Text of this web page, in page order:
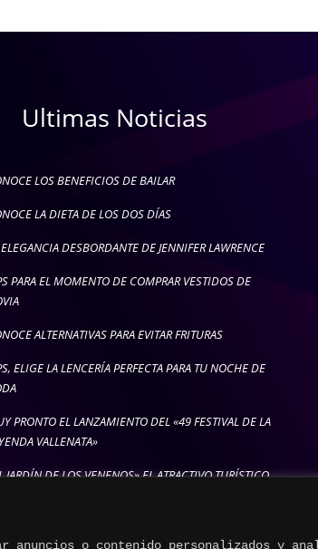
anuncios o contenido personalizados y
Ultimas Noticias
LOS BENEFICIOS DE BAILAR
LA DIETA DE LOS DOS DÍAS
DESBORDANTE DE JENNIFER LAWRENCE
PARA EL MOMENTO DE COMPRAR VESTIDOS DE
ALTERNATIVAS PARA EVITAR FRITURAS
ELIGE LA LENCERÍA PERFECTA PARA TU NOCHE DE
PRONTO EL LANZAMIENTO DEL «49 FESTIVAL DE LA
VALLENATA»
JARDÍN DE LOS VENENOS» EL ATRACTIVO TURÍSTICO